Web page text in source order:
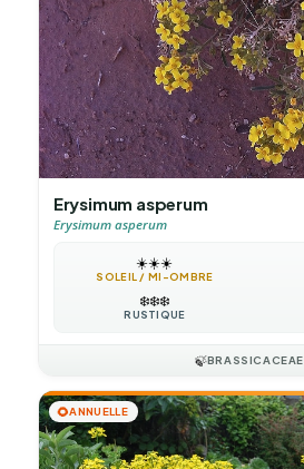
Erysimum asperum
Erysimum asperum
☀️☀️☀️
SOLEIL / MI-OMBRE
❄️❄️❄️
RUSTIQUE
🍃BRASSICACEAE
🌻ANNUELLE